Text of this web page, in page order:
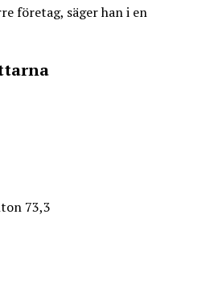
företag, säger han i en
73,3